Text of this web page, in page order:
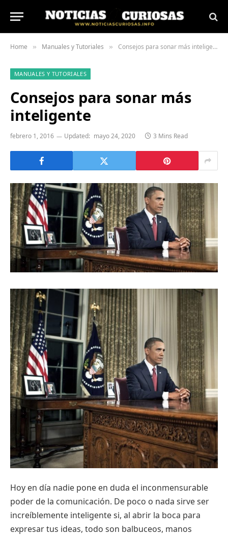
Home » Manuales y Tutoriales » Consejos para sonar más inteligente
MANUALES Y TUTORIALES
Consejos para sonar más
inteligente
febrero 1, 2016 Updated: mayo 24, 2020 3 Mins Read
Hoy en día nadie pone en duda el inconmensurable
poder de la comunicación. De poco o nada sirve ser
increíblemente inteligente si, al abrir la boca para
expresar tus ideas, todo son balbuceos, manos